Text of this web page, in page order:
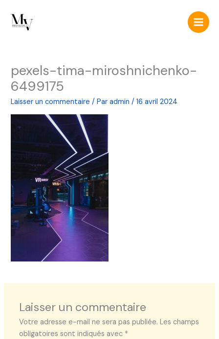
contenu
Main
pexels-tima-miroshnichenko-
6499175
Laisser un commentaire / Paradmin/16 avril 2024
Laisser un commentaire
Votre adresse e-mail ne sera pas publiée. Les champs
obligatoires sont indiqués avec *